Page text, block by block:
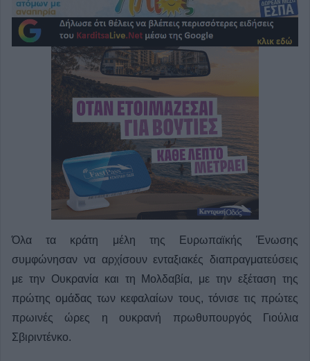
Όλα τα κράτη μέλη της Ευρωπαϊκής Ένωσης
συμφώνησαν να αρχίσουν ενταξιακές διαπραγματεύσεις
με την Ουκρανία και τη Μολδαβία, με την εξέταση της
πρώτης ομάδας των κεφαλαίων τους, τόνισε τις πρώτες
πρωινές ώρες η ουκρανή πρωθυπουργός Γιούλια
Σβιριντένκο.